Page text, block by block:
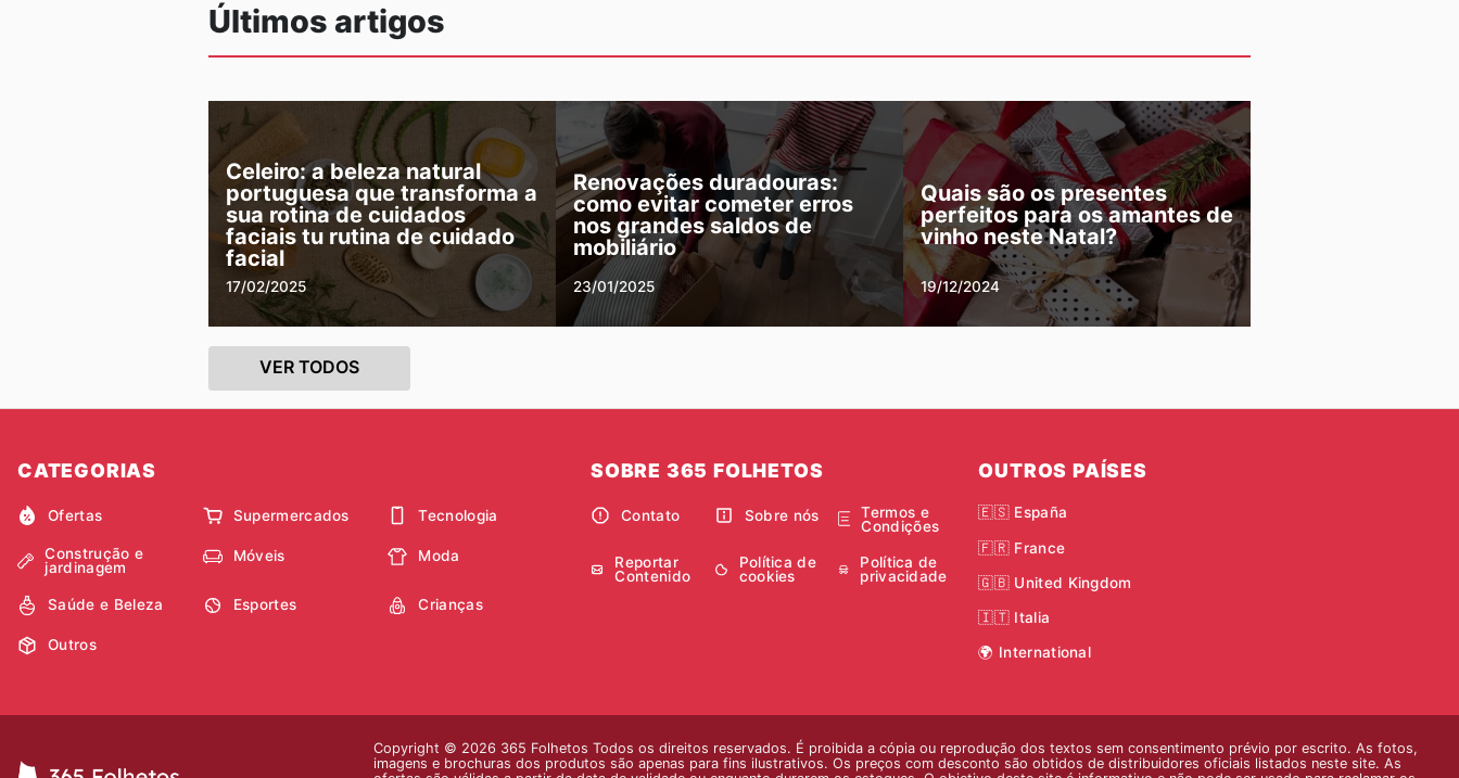
Últimos artigos
Celeiro: a beleza natural
portuguesa que transforma a
sua rotina de cuidados
faciais tu rutina de cuidado
facial
17/02/2025
Renovações duradouras:
como evitar cometer erros
nos grandes saldos de
mobiliário
23/01/2025
Quais são os presentes
perfeitos para os amantes de
vinho neste Natal?
19/12/2024
VER TODOS
CATEGORIAS
Ofertas Supermercados Tecnologia
Construção e
jardinagem
Móveis Moda
Saúde e Beleza Esportes Crianças
Outros
SOBRE 365 FOLHETOS
Contato Sobre nós
Termos e
Condições
Reportar
Contenido
Política de
cookies
Política de
privacidade
OUTROS PAÍSES
🇪🇸 España
🇫🇷 France
🇬🇧 United Kingdom
🇮🇹 Italia
🌍 International
Copyright © 2026 365 Folhetos Todos os direitos reservados. É proibida a cópia ou reprodução dos textos sem consentimento prévio por escrito. As fotos,
imagens e brochuras dos produtos são apenas para fins ilustrativos. Os preços com desconto são obtidos de distribuidores oficiais listados neste site. As